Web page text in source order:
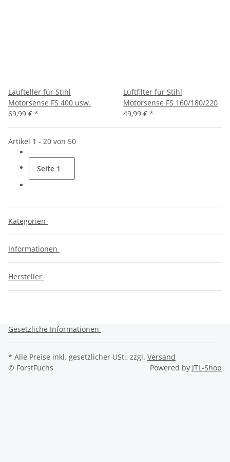
Laufteller für Stihl
Motorsense FS 400 usw.
69,99 € *
Luftfilter für Stihl
Motorsense FS 160/180/220
49,99 € *
Artikel 1 - 20 von 50
Seite 1
Kategorien
Informationen
Hersteller
Gesetzliche Informationen
* Alle Preise inkl. gesetzlicher USt., zzgl. Versand
© ForstFuchs
Powered by JTL-Shop